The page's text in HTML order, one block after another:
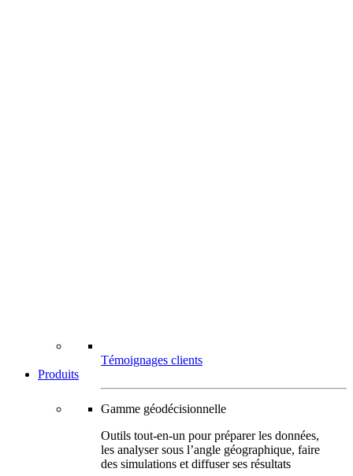
Témoignages clients
Produits
Gamme géodécisionnelle
Outils tout-en-un pour préparer les données,
les analyser sous l’angle géographique, faire
des simulations et diffuser ses résultats